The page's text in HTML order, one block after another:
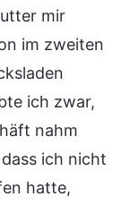
mir
im zweiten
ich zwar,
nahm
ich nicht
hatte,